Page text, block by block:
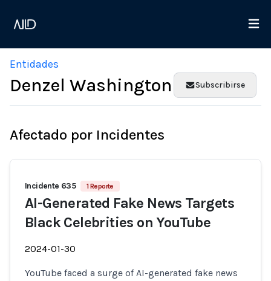
Entidades
Denzel Washington Subscribirse
Afectado por Incidentes
Incidente 635 1 Reporte
AI-Generated Fake News Targets
Black Celebrities on YouTube
2024-01-30
YouTube faced a surge of AI-generated fake news